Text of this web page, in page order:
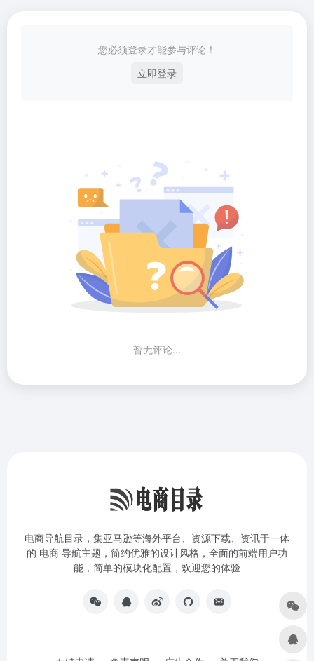
您必须登录才能参与评论！
立即登录
暂无评论...
电商导航目录，集亚马逊等海外平台、资源下载、资讯于一体
的 电商 导航主题，简约优雅的设计风格，全面的前端用户功
能，简单的模块化配置，欢迎您的体验